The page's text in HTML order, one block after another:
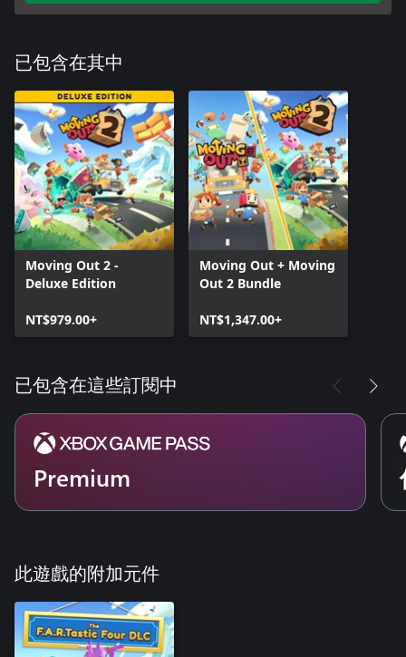
已包含在其中
Moving Out 2 -
Deluxe Edition
NT$979.00+
Moving Out + Moving
Out 2 Bundle
NT$1,347.00+
已包含在這些訂閱中
Premium
此遊戲的附加元件